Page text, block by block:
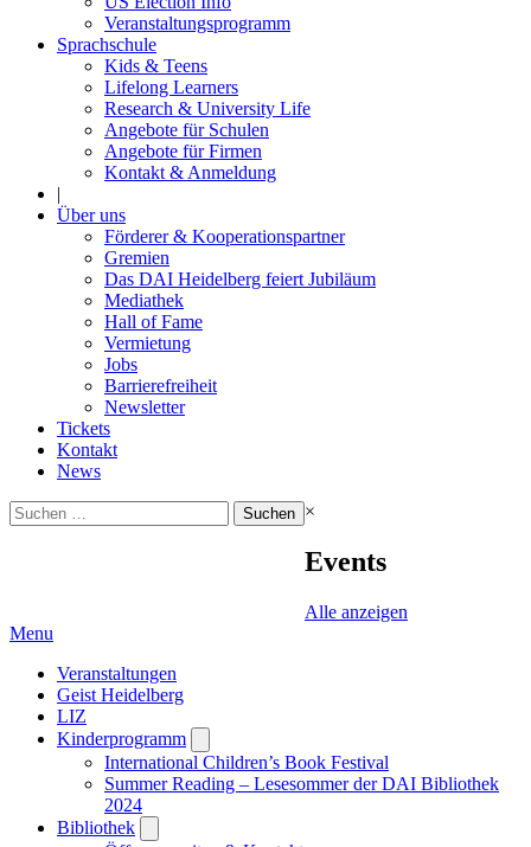
Veranstaltungsprogramm
Sprachschule
Kids & Teens
Lifelong Learners
Research & University Life
Angebote für Schulen
Angebote für Firmen
Kontakt & Anmeldung
|
Über uns
Förderer & Kooperationspartner
Gremien
Das DAI Heidelberg feiert Jubiläum
Mediathek
Hall of Fame
Vermietung
Jobs
Barrierefreiheit
Newsletter
Tickets
Kontakt
News
Suchen
nach:
×
Events
Alle anzeigen
Menu
Veranstaltungen
Geist Heidelberg
LIZ
Kinderprogramm
submenu
International Children’s Book Festival
Summer Reading – Lesesommer der DAI Bibliothek
2024
Bibliothek